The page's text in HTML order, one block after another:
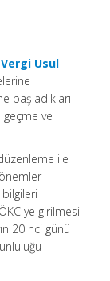
Vergi Usul
başladıkları
geçme ve
ile
ye girilmesi
20 nci günü